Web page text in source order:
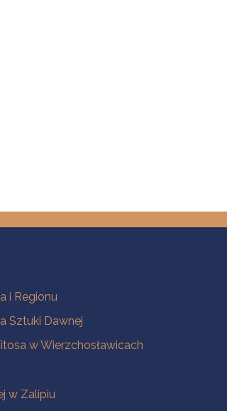
i Regionu
Sztuki Dawnej
w Wierzchosławicach
w Zalipiu